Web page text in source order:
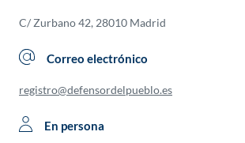
C/ Zurbano 42, 28010 Madrid
Correo electrónico
registro@defensordelpueblo.es
En persona